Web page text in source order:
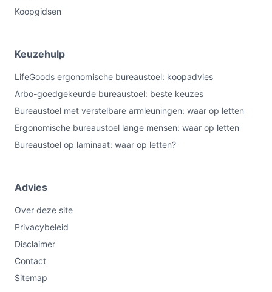
Koopgidsen
Keuzehulp
LifeGoods ergonomische bureaustoel: koopadvies
Arbo-goedgekeurde bureaustoel: beste keuzes
Bureaustoel met verstelbare armleuningen: waar op letten
Ergonomische bureaustoel lange mensen: waar op letten
Bureaustoel op laminaat: waar op letten?
Advies
Over deze site
Privacybeleid
Disclaimer
Contact
Sitemap